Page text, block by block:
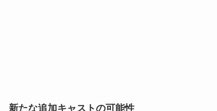
新たな追加キャストの可能性